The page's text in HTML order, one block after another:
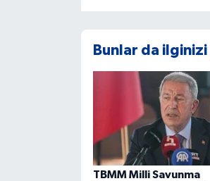
Bunlar da
TBMM Milli Savunma